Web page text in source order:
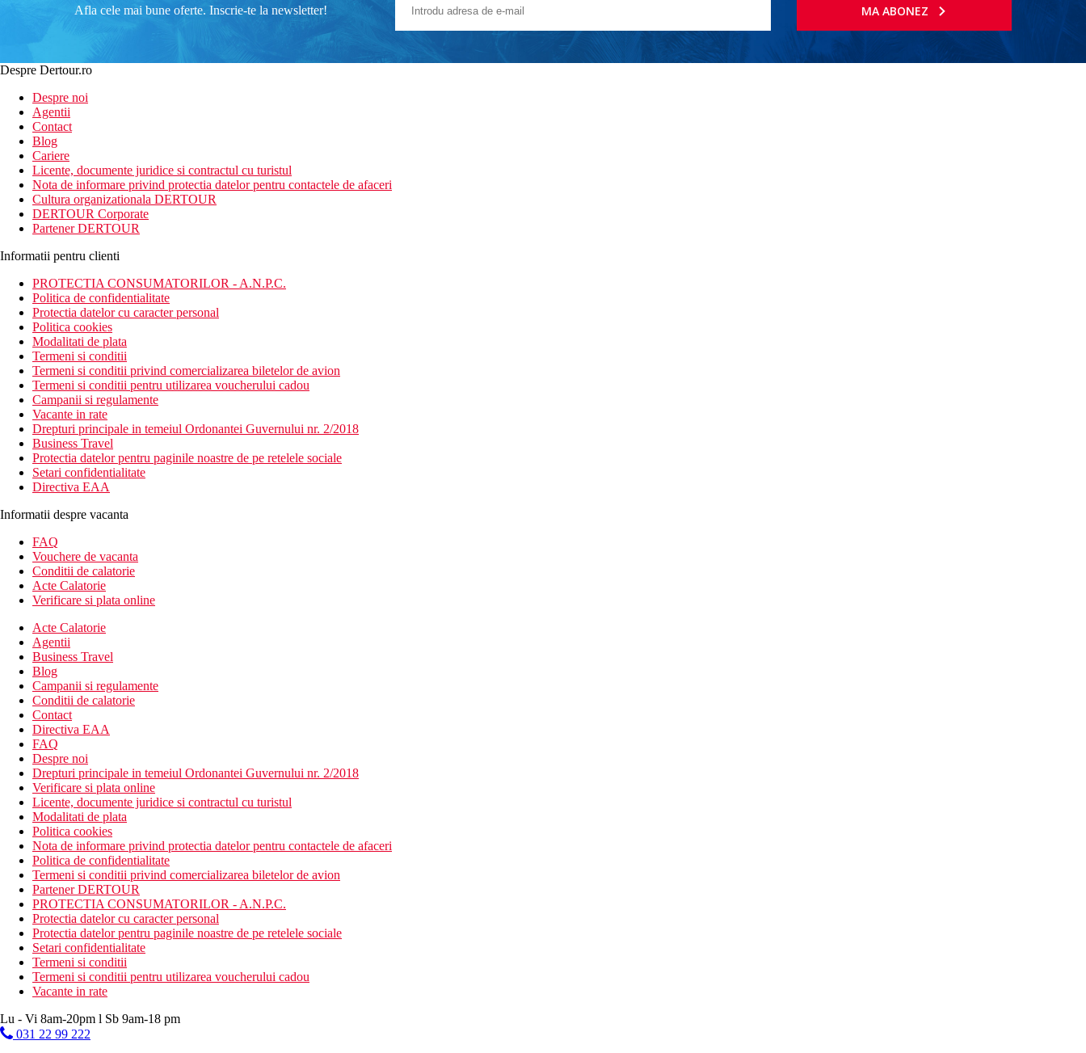
Afla cele mai bune oferte. Inscrie-te la newsletter! MA ABONEZ
Despre Dertour.ro
Despre noi
Agentii
Contact
Blog
Cariere
Licente, documente juridice si contractul cu turistul
Nota de informare privind protectia datelor pentru contactele de afaceri
Cultura organizationala DERTOUR
DERTOUR Corporate
Partener DERTOUR
Informatii pentru clienti
PROTECTIA CONSUMATORILOR - A.N.P.C.
Politica de confidentialitate
Protectia datelor cu caracter personal
Politica cookies
Modalitati de plata
Termeni si conditii
Termeni si conditii privind comercializarea biletelor de avion
Termeni si conditii pentru utilizarea voucherului cadou
Campanii si regulamente
Vacante in rate
Drepturi principale in temeiul Ordonantei Guvernului nr. 2/2018
Business Travel
Protectia datelor pentru paginile noastre de pe retelele sociale
Setari confidentialitate
Directiva EAA
Informatii despre vacanta
FAQ
Vouchere de vacanta
Conditii de calatorie
Acte Calatorie
Verificare si plata online
Acte Calatorie
Agentii
Business Travel
Blog
Campanii si regulamente
Conditii de calatorie
Contact
Directiva EAA
FAQ
Despre noi
Drepturi principale in temeiul Ordonantei Guvernului nr. 2/2018
Verificare si plata online
Licente, documente juridice si contractul cu turistul
Modalitati de plata
Politica cookies
Nota de informare privind protectia datelor pentru contactele de afaceri
Politica de confidentialitate
Termeni si conditii privind comercializarea biletelor de avion
Partener DERTOUR
PROTECTIA CONSUMATORILOR - A.N.P.C.
Protectia datelor cu caracter personal
Protectia datelor pentru paginile noastre de pe retelele sociale
Setari confidentialitate
Termeni si conditii
Termeni si conditii pentru utilizarea voucherului cadou
Vacante in rate
Lu - Vi 8am-20pm l Sb 9am-18 pm
031 22 99 222